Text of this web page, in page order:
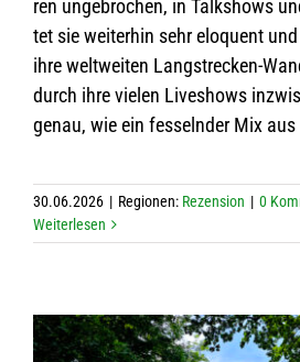
ren unge­bro­chen, in Talk­shows
tet sie wei­ter­hin sehr elo­quent
ihre welt­wei­ten Lang­stre­cken-
durch ihre vie­len Live­shows
genau, wie ein fes­seln­der Mix
30.06.2026 | Regio­nen: Rezen­sion | 0
Wei­ter­le­sen